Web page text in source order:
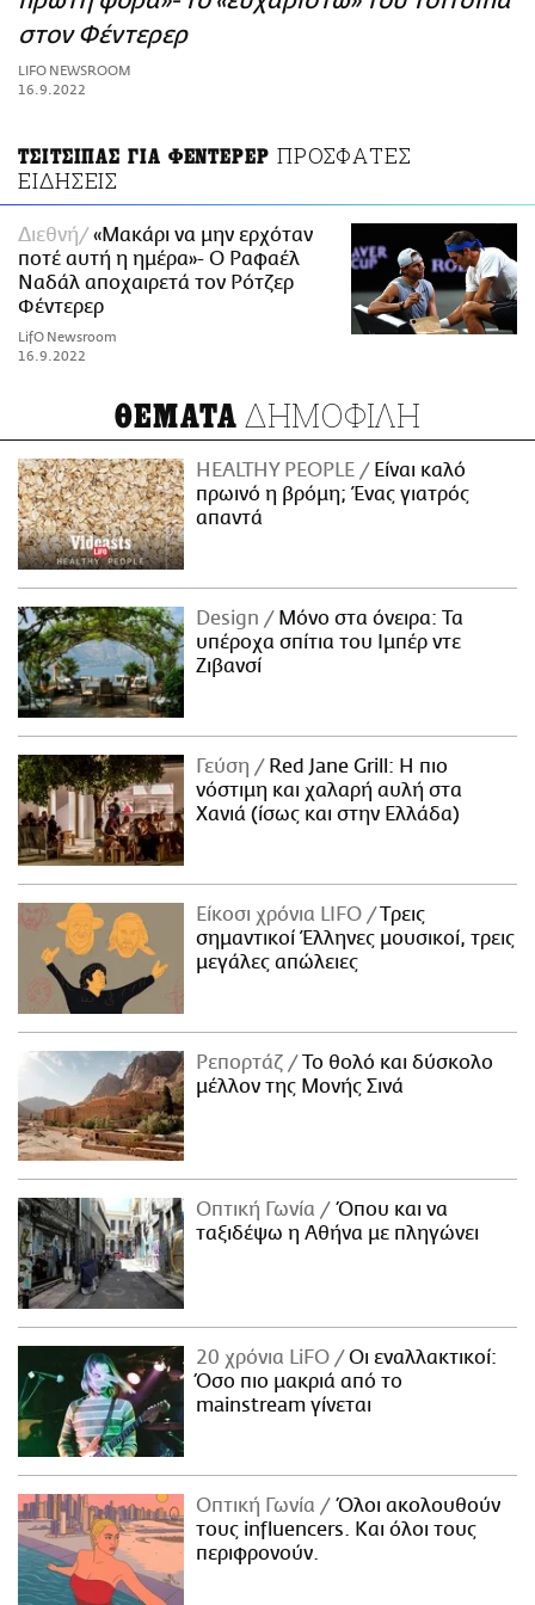
ΑΜΠΑ
PRINT
στον Φέντερερ
LIFO NEWSROOM
16.9.2022
ΤΣΙΤΣΙΠΑΣ ΓΙΑ ΦΕΝΤΕΡΕΡ ΠΡΟΣΦΑΤΕΣ
ΕΙΔΗΣΕΙΣ
Διεθνή
«Μακάρι να μην ερχόταν
ποτέ αυτή η ημέρα»- Ο Ραφαέλ
Ναδάλ αποχαιρετά τον Ρότζερ
Φέντερερ
LifO Newsroom
16.9.2022
ΘΕΜΑΤΑ ΔΗΜΟΦΙΛΗ
HEALTHY PEOPLE
Είναι καλό
πρωινό η βρόμη; Ένας γιατρός
απαντά
Design
Μόνο στα όνειρα: Τα
υπέροχα σπίτια του Ιμπέρ ντε
Ζιβανσί
Γεύση
Red Jane Grill: Η πιο
νόστιμη και χαλαρή αυλή στα
Χανιά (ίσως και στην Ελλάδα)
Είκοσι χρόνια LIFO
Tρεις
σημαντικοί Έλληνες μουσικοί, τρεις
μεγάλες απώλειες
Ρεπορτάζ
Το θολό και δύσκολο
μέλλον της Μονής Σινά
Οπτική Γωνία
Όπου και να
ταξιδέψω η Αθήνα με πληγώνει
20 χρόνια LiFO
Οι εναλλακτικοί:
Όσο πιο μακριά από το
mainstream γίνεται
Οπτική Γωνία
Όλοι ακολουθούν
τους influencers. Και όλοι τους
περιφρονούν.